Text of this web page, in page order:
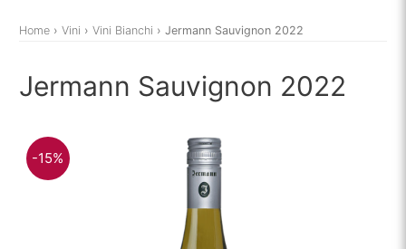
Home ›Vini ›Vini Bianchi › Jermann Sauvignon 2022
Jermann Sauvignon 2022
-15%